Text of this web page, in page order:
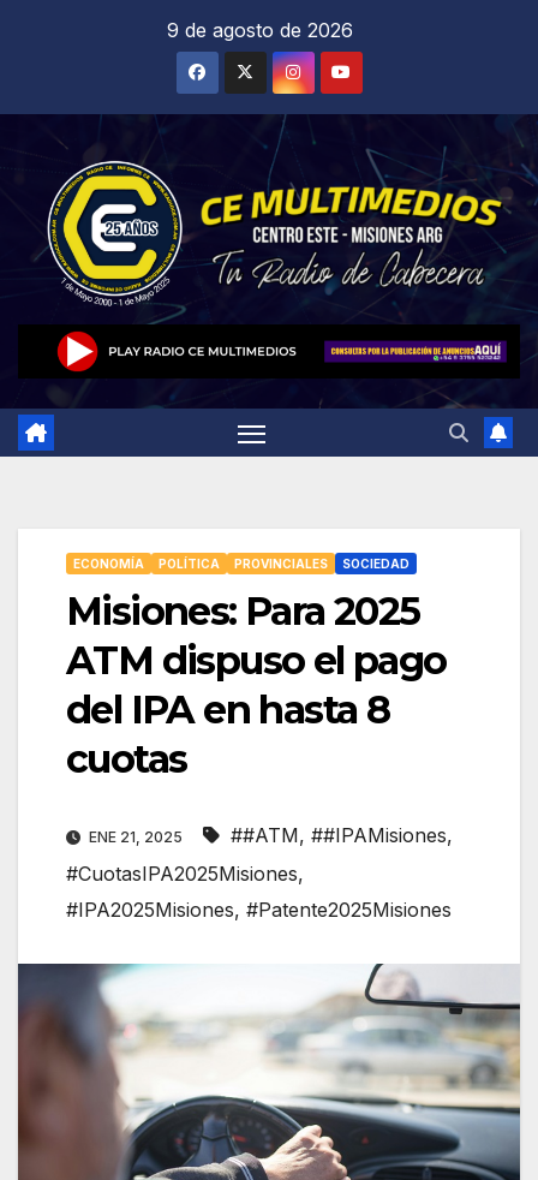
9 de agosto de 2026
ECONOMÍA POLÍTICA PROVINCIALES SOCIEDAD
Misiones: Para 2025
ATM dispuso el pago
del IPA en hasta 8
cuotas
ENE 21, 2025 ##ATM, ##IPAMisiones,
#CuotasIPA2025Misiones,
#IPA2025Misiones, #Patente2025Misiones